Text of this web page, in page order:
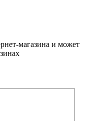
магазина и может